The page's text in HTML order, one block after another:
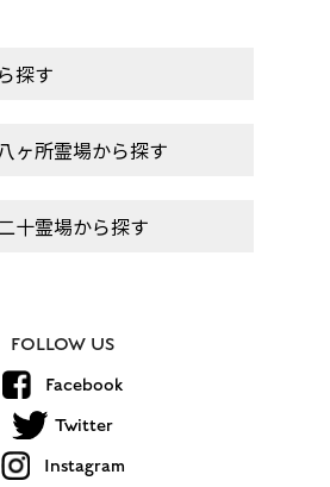
探す
ヶ所霊場から探す
十霊場から探す
FOLLOW US
Facebook
Twitter
Instagram